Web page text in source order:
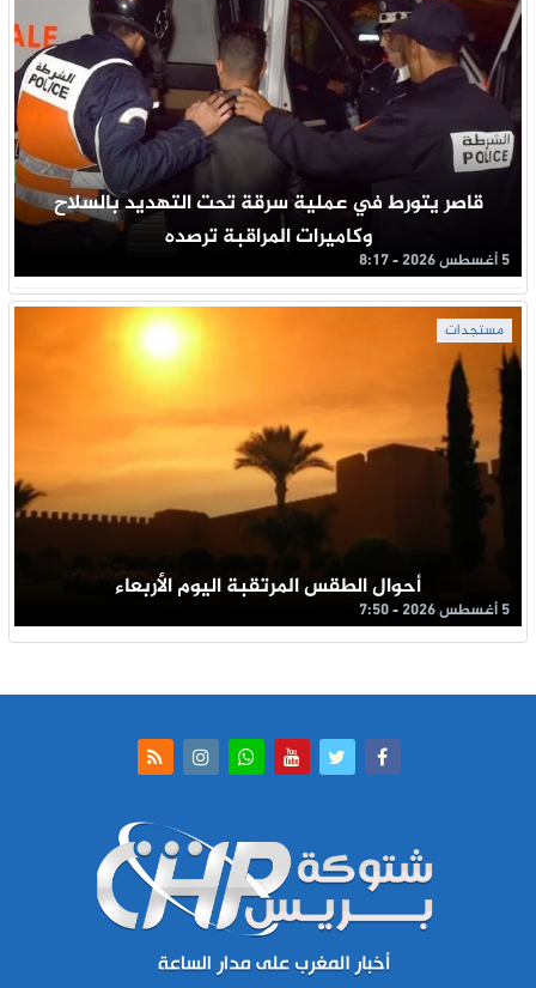
قاصر يتورط في عملية سرقة تحت التهديد بالسلاح
وكاميرات المراقبة ترصده
5 أغسطس 2026 - 8:17
مستجدات
أحوال الطقس المرتقبة اليوم الأربعاء
5 أغسطس 2026 - 7:50